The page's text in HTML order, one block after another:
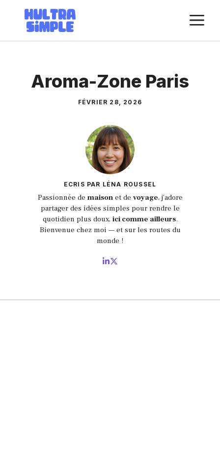
contenu
Aroma-Zone Paris
FÉVRIER 28, 2026
ECRIS PAR LÉNA ROUSSEL
Passionnée de maisonet de voyage, j’adore
partager des idées simples pour rendre le
quotidien plus doux, ici comme ailleurs.
Bienvenue chez moi — et sur les routes du
monde !